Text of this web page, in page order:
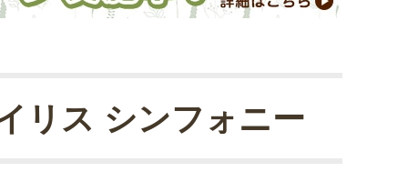
リス シンフォニー